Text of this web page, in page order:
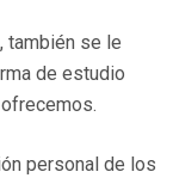
también se le
de estudio
personal de los